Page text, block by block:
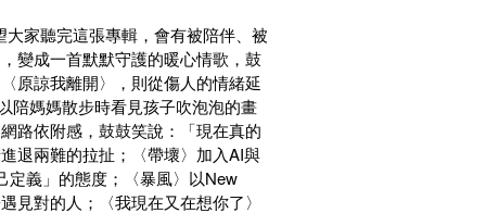
家聽完這張專輯，會有被陪伴、被
變成一首默默守護的暖心情歌，鼓
原諒我離開〉，則從傷人的情緒延
陪媽媽散步時看見孩子吹泡泡的畫
路依附感，鼓鼓笑說：「現在真的
退兩難的拉扯；〈帶壞〉加入AI與
定義」的態度；〈暴風〉以New
見對的人；〈我現在又在想你了〉